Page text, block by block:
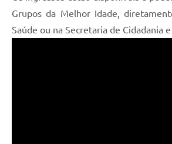
Grupos da Melhor Idade,
Saúde ou na Secretaria de Cidadania